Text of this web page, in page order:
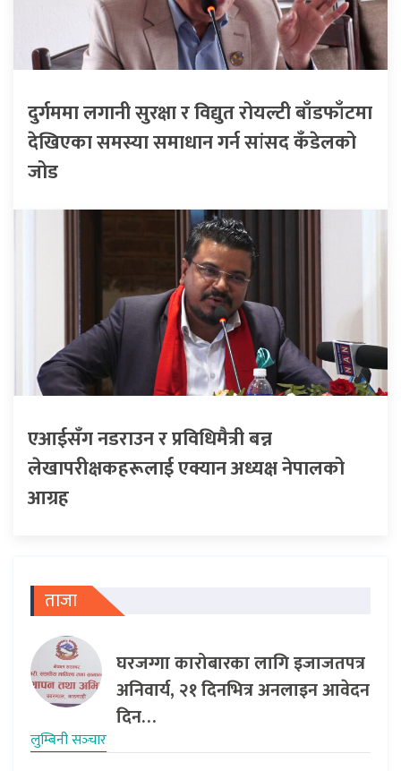
दुर्गममा लगानी सुरक्षा र विद्युत रोयल्टी बाँडफाँटमा
देखिएका समस्या समाधान गर्न सांसद कँडेलको
जोड
एआईसँग नडराउन र प्रविधिमैत्री बन्न
लेखापरीक्षकहरूलाई एक्यान अध्यक्ष नेपालको
आग्रह
ताजा
घरजग्गा कारोबारका लागि इजाजतपत्र
अनिवार्य, २१ दिनभित्र अनलाइन आवेदन
दिन…
लुम्बिनी सञ्‍चार